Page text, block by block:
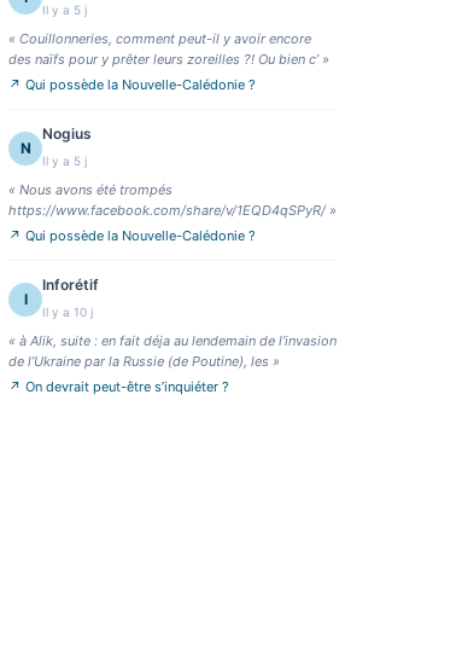
Il y a 5 j
« Couillonneries, comment peut-il y avoir encore
des naïfs pour y prêter leurs zoreilles ?! Ou bien c’»
↗ Qui possède la Nouvelle-Calédonie ?
N
Nogius
Il y a 5 j
« Nous avons été trompés
https://www.facebook.com/share/v/1EQD4qSPyR/»
↗ Qui possède la Nouvelle-Calédonie ?
I
Inforétif
Il y a 10 j
« à Alik, suite : en fait déja au lendemain de l’invasion
de l’Ukraine par la Russie (de Poutine), les »
↗ On devrait peut-être s’inquiéter ?